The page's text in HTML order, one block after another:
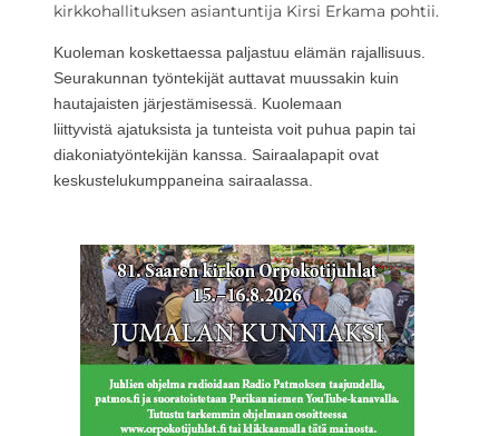
kirkkohallituksen asiantuntija Kirsi Erkama pohtii.
Kuoleman koskettaessa paljastuu elämän rajallisuus.
Seurakunnan työntekijät auttavat muussakin kuin
hautajaisten järjestämisessä. Kuolemaan
liittyvistä ajatuksista ja tunteista voit puhua papin tai
diakoniatyöntekijän kanssa. Sairaalapapit ovat
keskustelukumppaneina sairaalassa.